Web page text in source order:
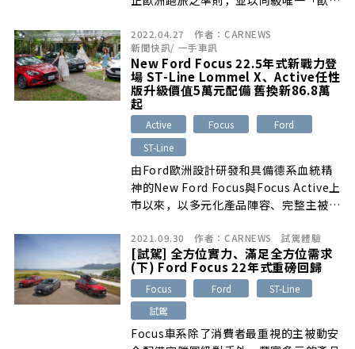
2022.04.27 作者： CARNEWS
新聞快訊/ 一手車訊
New Ford Focus 22.5年式新戰力登
場 ST-Line Lommel X、Active任性
版升級價值5萬元配備 舊換新86.8萬
起
Active Focus
Ford
ST-Line
由Ford歐洲設計研發和具備德系血統精
神的New Ford Focus與Focus Active上
市以來，以多元化產品陣容、完整主被動
2021.09.30 作者： CARNEWS 試駕體驗
[試駕] 全方位實力、滿足全方位需求
(下) Ford Focus 22年式重磅回歸
Focus Ford
ST-Line
試駕
Focus車系除了消費者最重視的主被動安